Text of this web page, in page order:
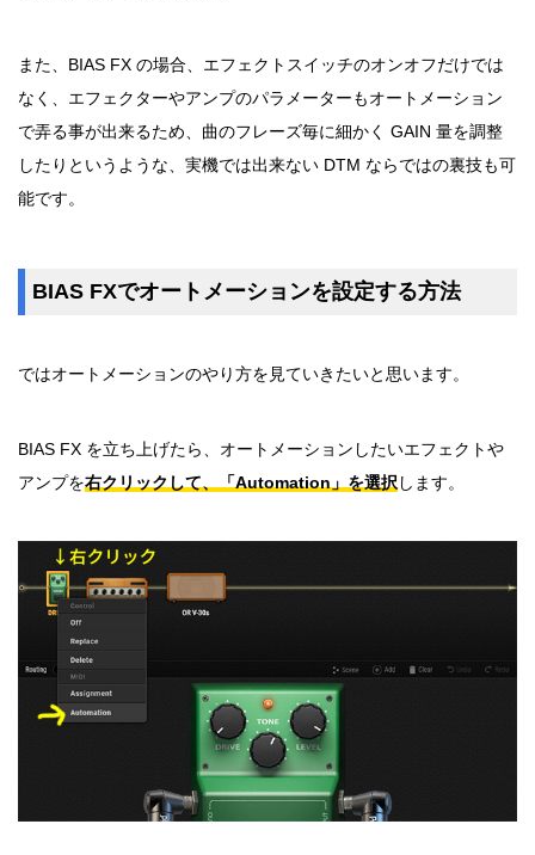
また、BIAS FX の場合、エフェクトスイッチのオンオフだけでは
なく、エフェクターやアンプのパラメーターもオートメーション
で弄る事が出来るため、曲のフレーズ毎に細かく GAIN 量を調整
したりというような、実機では出来ない DTM ならではの裏技も可
能です。
BIAS FXでオートメーションを設定する方法
ではオートメーションのやり方を見ていきたいと思います。
BIAS FX を立ち上げたら、オートメーションしたいエフェクトや
アンプを右クリックして、「Automation」を選択 します。